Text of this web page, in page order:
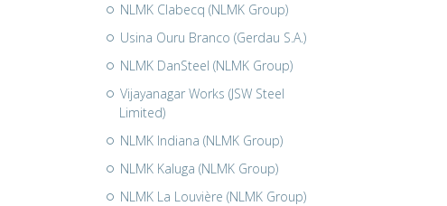
NLMK Clabecq (NLMK Group)
Usina Ouru Branco (Gerdau S.A.)
NLMK DanSteel (NLMK Group)
Vijayanagar Works (JSW Steel
Limited)
NLMK Indiana (NLMK Group)
NLMK Kaluga (NLMK Group)
NLMK La Louvière (NLMK Group)